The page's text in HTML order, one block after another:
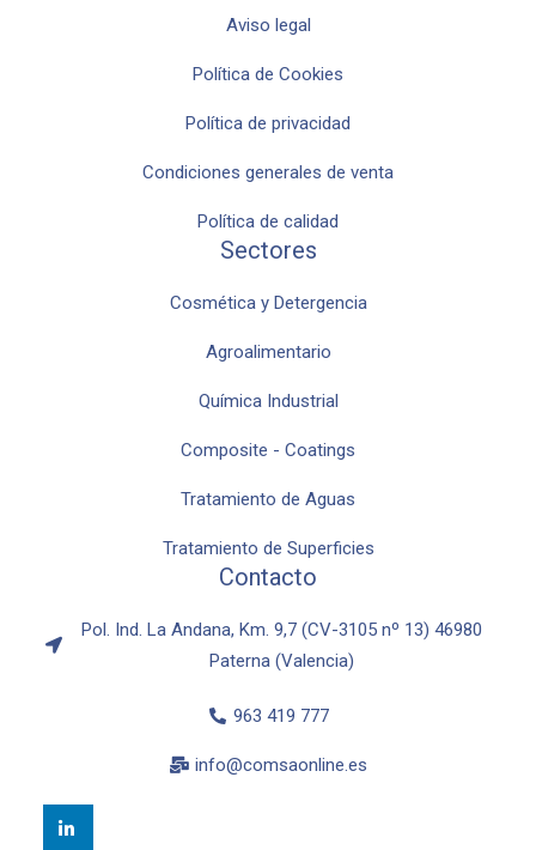
Aviso legal
Política de Cookies
Política de privacidad
Condiciones generales de venta
Política de calidad
Sectores
Cosmética y Detergencia
Agroalimentario
Química Industrial
Composite - Coatings
Tratamiento de Aguas
Tratamiento de Superficies
Contacto
Pol. Ind. La Andana, Km. 9,7 (CV-3105 nº 13) 46980
Paterna (Valencia)
963 419 777
info@comsaonline.es